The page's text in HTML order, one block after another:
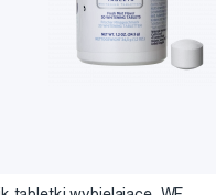
osobistych i